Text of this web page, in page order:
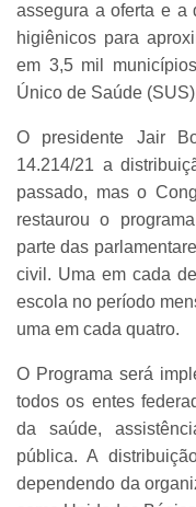
assegura a oferta e a
higiênicos para
em 3,5 mil
Único de Saúde
O presidente Jair
14.214/21 a
passado, mas o
restaurou o
parte das
civil. Uma em cada
escola no período
uma em cada quatro.
O Programa será
todos os entes
da saúde,
pública. A
dependendo da